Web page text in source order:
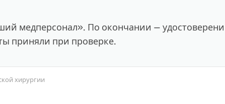
медперсонал». По окончании —
приняли при проверке.
хирургии